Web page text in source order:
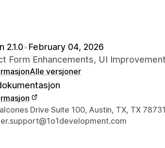
2.1.0•February 04, 2026
Form Enhancements, UI
Alle versjoner
kontaktinfo
Drive Suite 100, Austin, TX, TX